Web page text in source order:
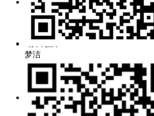
梦洁
027-60706976/60706977
销售值班：
189 7295 5637（余女士）
139 7136 1285（冯先生）
售后服务：